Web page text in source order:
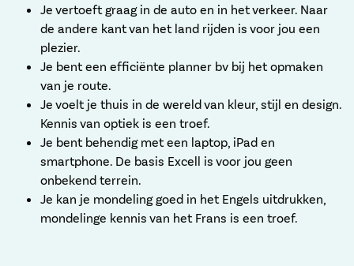
Je vertoeft graag in de auto en in het verkeer. Naar
de andere kant van het land rijden is voor jou een
plezier.
Je bent een efficiënte planner bv bij het opmaken
van je route.
Je voelt je thuis in de wereld van kleur, stijl en design.
Kennis van optiek is een troef.
Je bent behendig met een laptop, iPad en
smartphone. De basis Excell is voor jou geen
onbekend terrein.
Je kan je mondeling goed in het Engels uitdrukken,
mondelinge kennis van het Frans is een troef.